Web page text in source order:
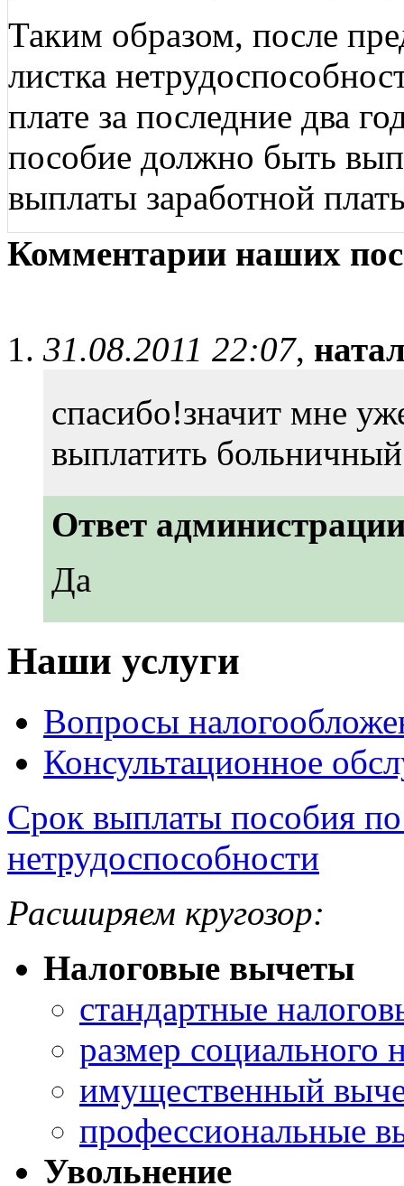
Таким образом, после
листка
плате за последние два
пособие должно быть
выплаты заработной
Комментарии наших
31.08.2011 22:07,
спасибо!значит мне
выплатить
Ответ
Да
Наши услуги
Вопросы
Консультационное
Срок выплаты пособия
нетрудоспособности
Расширяем кругозор:
Налоговые вычеты
стандартные
размер социального
имущественный
профессиональные
Увольнение